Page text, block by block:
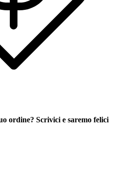
ordine? Scrivici e saremo felici